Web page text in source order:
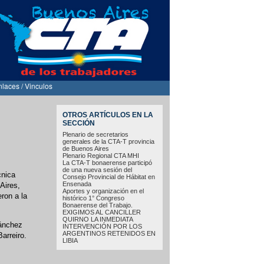
/ Vinculos
OTROS ARTÍCULOS EN LA
SECCIÓN
Plenario de secretarios
generales de la CTA-T provincia
de Buenos Aires
Plenario Regional CTA MHI
La CTA-T bonaerense participó
de una nueva sesión del
Consejo Provincial de Hábitat en
Ensenada
Aportes y organización en el
histórico 1° Congreso
Bonaerense del Trabajo.
EXIGIMOS AL CANCILLER
QUIRNO LA INMEDIATA
INTERVENCIÓN POR LOS
ARGENTINOS RETENIDOS EN
LIBIA
a la